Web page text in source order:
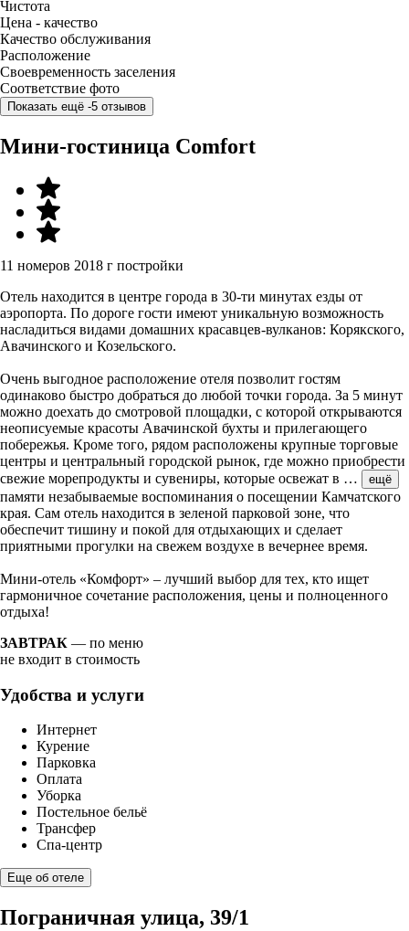
Чистота
Цена - качество
Качество обслуживания
Расположение
Своевременность заселения
Соответствие фото
Показать ещё -5 отзывов
Мини-гостиница Comfort
11 номеров 2018 г постройки
Отель находится в центре города в 30-ти минутах езды от
аэропорта. По дороге гости имеют уникальную возможность
насладиться видами домашних красавцев-вулканов: Корякского,
Авачинского и Козельского.
Очень выгодное расположение отеля позволит гостям
одинаково быстро добраться до любой точки города. За 5 минут
можно доехать до смотровой площадки, с которой открываются
неописуемые красоты Авачинской бухты и прилегающего
побережья. Кроме того, рядом расположены крупные торговые
центры и центральный городской рынок, где можно приобрести
свежие морепродукты и сувениры, которые освежат в … ещё
памяти незабываемые воспоминания о посещении Камчатского
края. Сам отель находится в зеленой парковой зоне, что
обеспечит тишину и покой для отдыхающих и сделает
приятными прогулки на свежем воздухе в вечернее время.
Мини-отель «Комфорт» – лучший выбор для тех, кто ищет
гармоничное сочетание расположения, цены и полноценного
отдыха!
ЗАВТРАК — по меню
не входит в стоимость
Удобства и услуги
Интернет
Курение
Парковка
Оплата
Уборка
Постельное бельё
Трансфер
Спа-центр
Еще об отеле
Пограничная улица, 39/1